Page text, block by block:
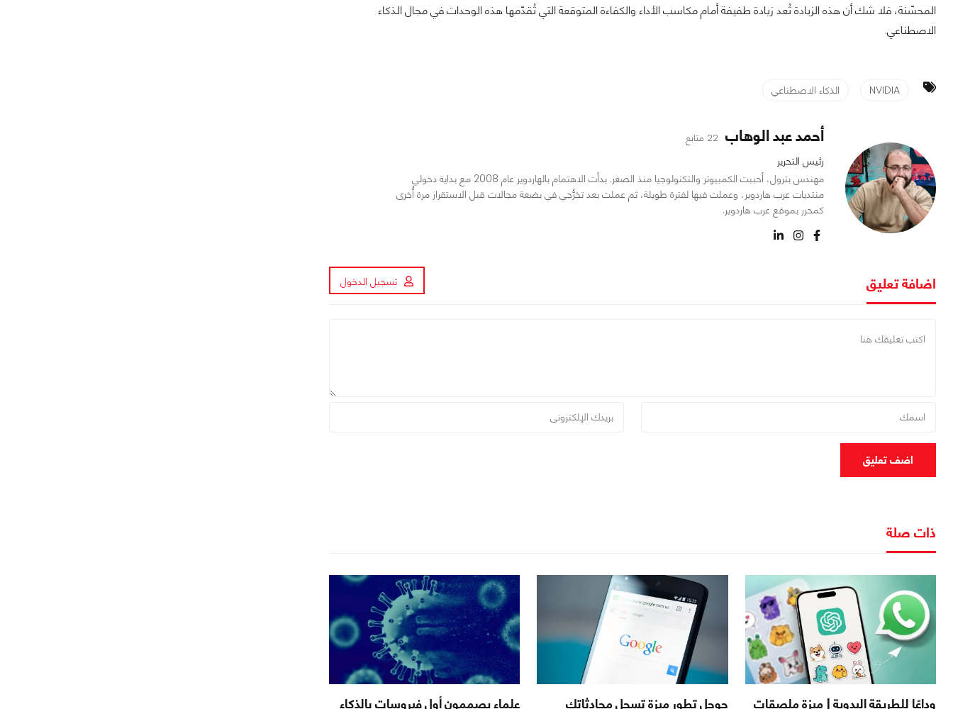
المحسّنة، فلا شك أن هذه الزيادة تُعد زيادة طفيفة أمام مكاسب الأداء والكفاءة المتوقعة التي تُقدّمها هذه الوحدات في مجال الذكاء
الاصطناعي.
NVIDIA الذكاء الاصطناعي
أحمد عبد الوهاب 22 متابع
رئيس التحرير
مهندس بترول، أحببت الكمبيوتر والتكنولوجيا منذ الصغر. بدأت الاهتمام بالهاردوير عام 2008 مع بداية دخولي
منتديات عرب هاردوير، وعملت فيها لفترة طويلة، ثم عملت بعد تخرُّجي في بضعة مجالات قبل الاستقرار مرة أُخرى
كمحرر بموقع عرب هاردوير.
اضافة تعليق تسجيل الدخول
اضف تعليق
ذات صلة
وداعًا للطريقة اليدوية | ميزة ملصقات
جوجل تطور ميزة تسجل محادثاتك
علماء يصممون أول فيروسات بالذكاء